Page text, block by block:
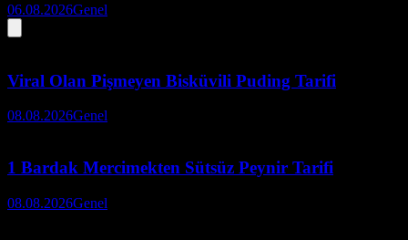
06.08.2026Genel
Viral Olan Pişmeyen Bisküvili Puding Tarifi
08.08.2026Genel
1 Bardak Mercimekten Sütsüz Peynir Tarifi
08.08.2026Genel